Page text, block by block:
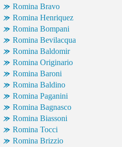
Romina Bravo
Romina Henriquez
Romina Bompani
Romina Bevilacqua
Romina Baldomir
Romina Originario
Romina Baroni
Romina Baldino
Romina Paganini
Romina Bagnasco
Romina Biassoni
Romina Tocci
Romina Brizzio